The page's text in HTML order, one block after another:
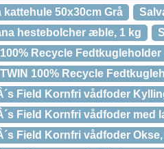
kattehule 50x30cm Grå
hestebolcher æble, 1 kg
Recycle Fedtkugleholder
100% Recycle
Field Kornfri vådfoder
Field Kornfri vådfoder
Field Kornfri vådfoder